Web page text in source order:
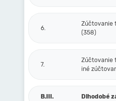
6.
Zúčtovanie
(358)
7.
Zúčtovanie
iné
B.III. Dlhodobé